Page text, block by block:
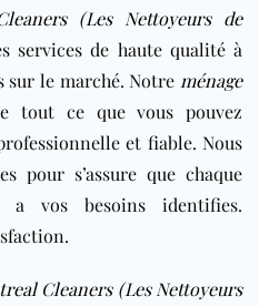
(Les Nettoyeurs de
services de haute qualité à
sur le marché. Notre ménage
tout ce que vous pouvez
et fiable. Nous
pour s’assure que chaque
a vos besoins identifies.
Cleaners (Les Nettoyeurs